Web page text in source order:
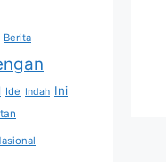
Berita
Ide Indah Ini